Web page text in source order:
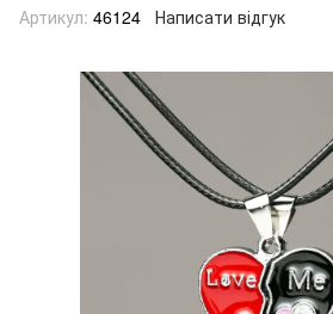
Артикул: 46124 Написати відгук